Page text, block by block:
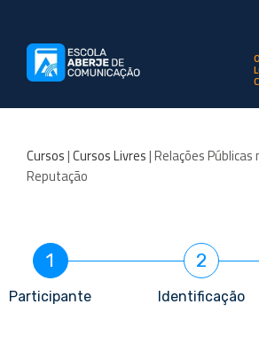
Cursos|Cursos Livres| Relações
Reputação
1
Participante
2
Identificação